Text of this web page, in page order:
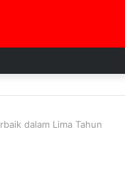
dalam Lima Tahun